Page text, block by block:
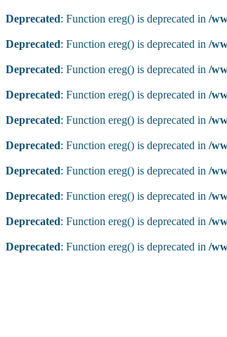
Deprecated: Function ereg() is deprecated in /
Deprecated: Function ereg() is deprecated in /
Deprecated: Function ereg() is deprecated in /
Deprecated: Function ereg() is deprecated in /
Deprecated: Function ereg() is deprecated in /
Deprecated: Function ereg() is deprecated in /
Deprecated: Function ereg() is deprecated in /
Deprecated: Function ereg() is deprecated in /
Deprecated: Function ereg() is deprecated in /
Deprecated: Function ereg() is deprecated in /